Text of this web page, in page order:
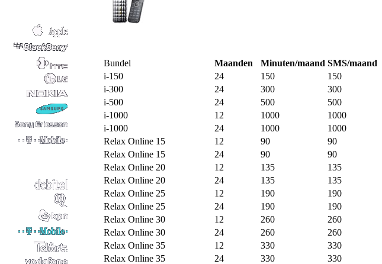
Bundel
Maanden Minuten/maand SMS/maand
i-150
24 150 150
i-300
24 300 300
i-500
24 500 500
i-1000
12 1000 1000
i-1000
24 1000 1000
Relax Online 15
12 90 90
Relax Online 15
24 90 90
Relax Online 20
12 135 135
Relax Online 20
24 135 135
Relax Online 25
12 190 190
Relax Online 25
24 190 190
Relax Online 30
12 260 260
Relax Online 30
24 260 260
Relax Online 35
12 330 330
Relax Online 35
24 330 330